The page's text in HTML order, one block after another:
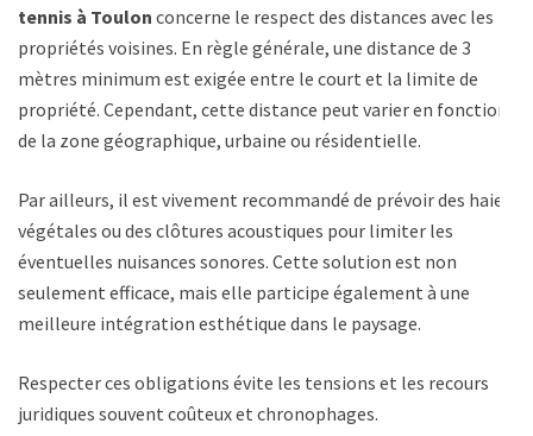
tennis à Toulon concerne le respect des distances avec les
propriétés voisines. En règle générale, une distance de 3
mètres minimum est exigée entre le court et la limite de
propriété. Cependant, cette distance peut varier en fonction
de la zone géographique, urbaine ou résidentielle.
Par ailleurs, il est vivement recommandé de prévoir des haies
végétales ou des clôtures acoustiques pour limiter les
éventuelles nuisances sonores. Cette solution est non
seulement efficace, mais elle participe également à une
meilleure intégration esthétique dans le paysage.
Respecter ces obligations évite les tensions et les recours
juridiques souvent coûteux et chronophages.